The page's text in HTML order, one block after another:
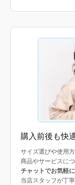
購入前後も快
サイズ選びや使用
商品やサービスに
チャットでお気軽
当店スタッフが丁